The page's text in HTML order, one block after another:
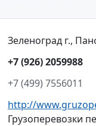
Зеленоград г.,
+7 (926) 2059988
+7 (499) 7556011
http://
Грузоперевозки